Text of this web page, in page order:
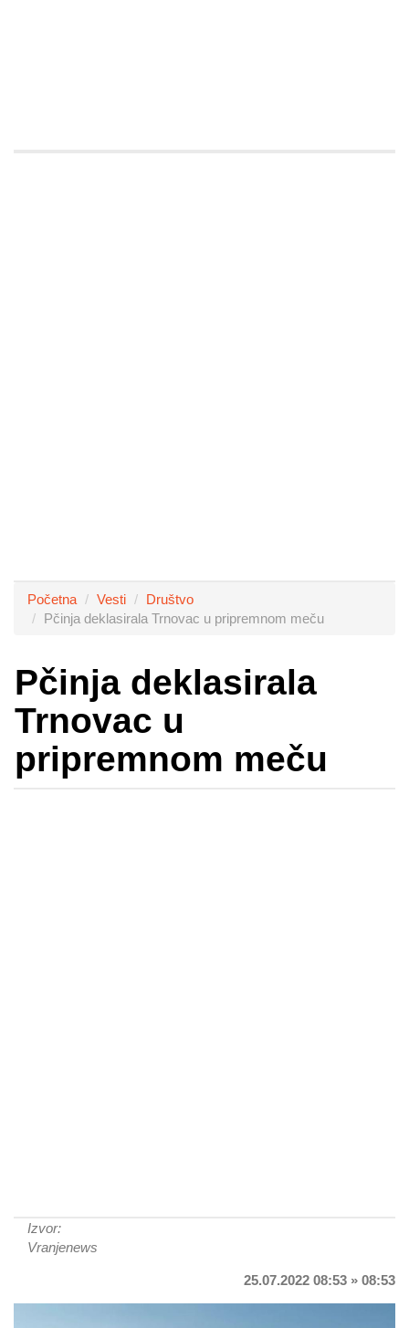
Početna Vesti
Društvo
Pčinja deklasirala Trnovac u pripremnom meču
Pčinja deklasirala
Trnovac u
pripremnom meču
Izvor:
Vranjenews
25.07.2022 08:53 » 08:53